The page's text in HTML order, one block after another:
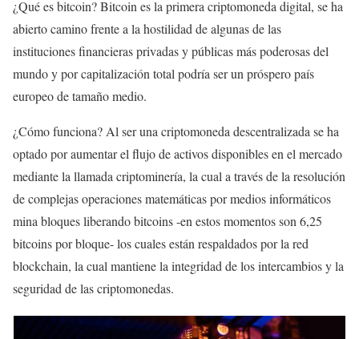
¿Qué es bitcoin? Bitcoin es la primera criptomoneda digital, se ha
abierto camino frente a la hostilidad de algunas de las
instituciones financieras privadas y públicas más poderosas del
mundo y por capitalización total podría ser un próspero país
europeo de tamaño medio.
¿Cómo funciona? Al ser una criptomoneda descentralizada se ha
optado por aumentar el flujo de activos disponibles en el mercado
mediante la llamada criptominería, la cual a través de la resolución
de complejas operaciones matemáticas por medios informáticos
mina bloques liberando bitcoins -en estos momentos son 6,25
bitcoins por bloque- los cuales están respaldados por la red
blockchain, la cual mantiene la integridad de los intercambios y la
seguridad de las criptomonedas.